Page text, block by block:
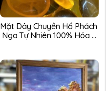
Mặt Dây Chuyền Hổ Phách
Nga Tự Nhiên 100% Hóa ...